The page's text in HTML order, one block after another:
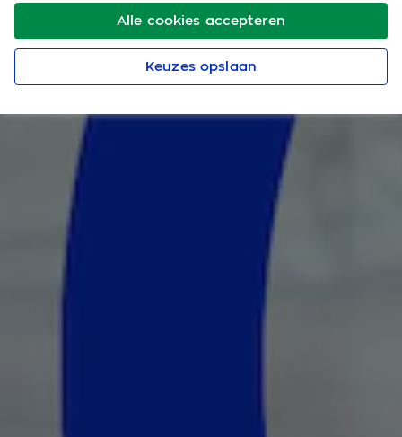
Alle cookies accepteren
Keuzes opslaan